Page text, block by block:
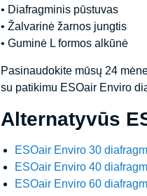
• Diafragminis pūstuvas
• Žalvarinė žarnos jungtis
• Guminė L formos alkūnė
Pasinaudokite mūsų 24
su patikimu ESOair Enviro
Alternatyvūs
ESOair Enviro 30
ESOair Enviro 40
ESOair Enviro 60